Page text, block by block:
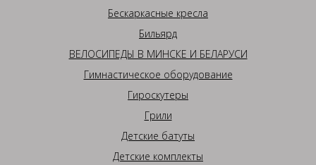
Бескаркасные кресла
Бильярд
ВЕЛОСИПЕДЫ В МИНСКЕ И БЕЛАРУСИ
Гимнастическое оборудование
Гироскутеры
Грили
Детские батуты
Детские комплекты